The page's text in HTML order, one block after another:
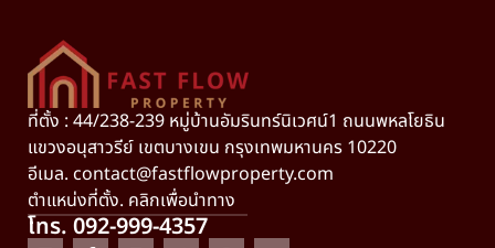
ที่ตั้ง : 44/238-239 หมู่บ้านอัมรินทร์นิเวศน์1 ถนนพหลโยธิน
แขวงอนุสาวรีย์ เขตบางเขน กรุงเทพมหานคร 10220
อีเมล. contact@fastflowproperty.com
ตำแหน่งที่ตั้ง. คลิกเพื่อนำทาง
โทร. 092-999-4357